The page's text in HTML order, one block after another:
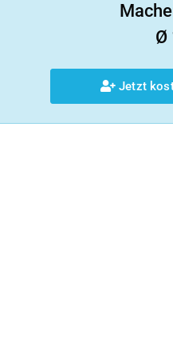
Ø
Jetzt